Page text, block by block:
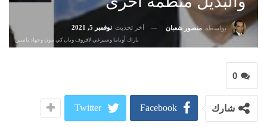
بواسطة منصور شعبان آخر تحديث نوفمبر 5, 2021
باراك أوباما وسيرغي لافروف وبان كي مون وجهاد ياسين
0
شارك Facebook
Twitter